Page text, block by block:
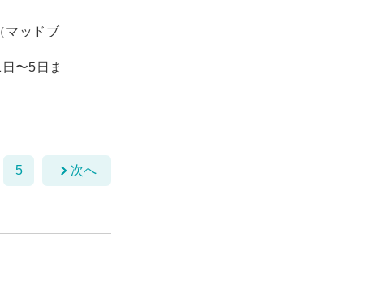
マッドブ
〜5日ま
5 次へ